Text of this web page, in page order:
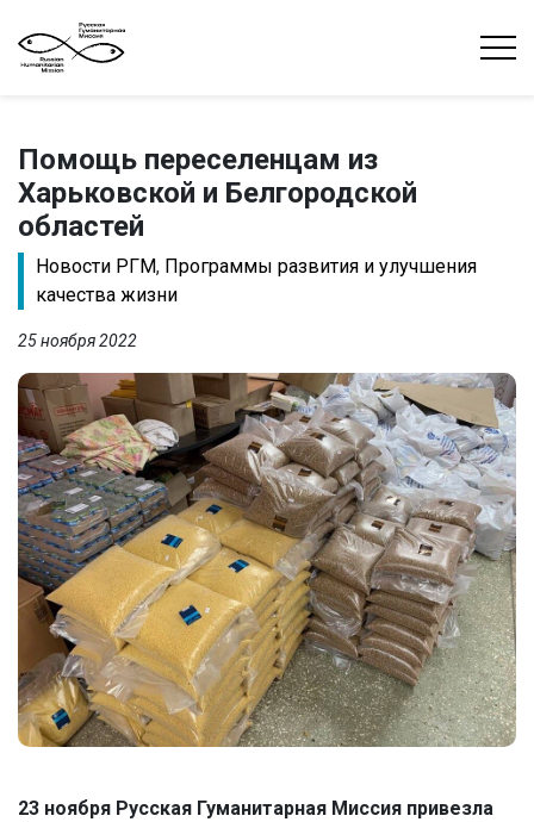
Помощь переселенцам из
Харьковской и Белгородской
областей
Новости РГМ, Программы развития и улучшения
качества жизни
25 ноября 2022
23 ноября Русская Гуманитарная Миссия привезла